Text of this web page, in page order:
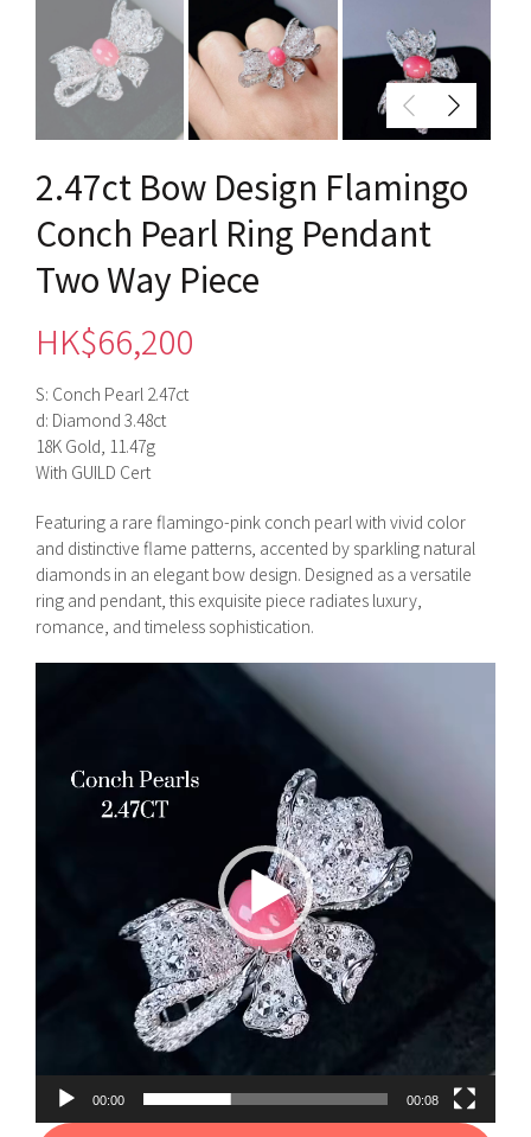
2.47ct Bow Design Flamingo
Conch Pearl Ring Pendant
Two Way Piece
HK$66,200
S: Conch Pearl 2.47ct
d: Diamond 3.48ct
18K Gold, 11.47g
With GUILD Cert
Featuring a rare flamingo-pink conch pearl with vivid color
and distinctive flame patterns, accented by sparkling natural
diamonds in an elegant bow design. Designed as a versatile
ring and pendant, this exquisite piece radiates luxury,
romance, and timeless sophistication.
00:00 00:08